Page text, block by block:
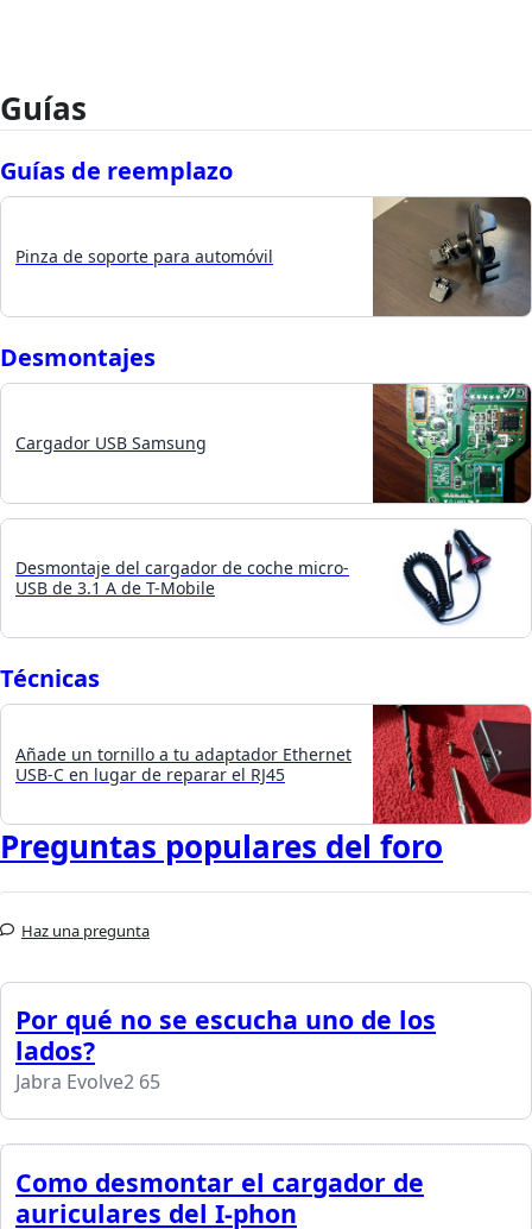
Guías
Guías de reemplazo
Pinza de soporte para automóvil
Desmontajes
Cargador USB Samsung
Desmontaje del cargador de coche micro-
USB de 3.1 A de T-Mobile
Técnicas
Añade un tornillo a tu adaptador Ethernet
USB-C en lugar de reparar el RJ45
Preguntas populares del foro
Haz una pregunta
Por qué no se escucha uno de los
lados?
Jabra Evolve2 65
Como desmontar el cargador de
auriculares del I-phon